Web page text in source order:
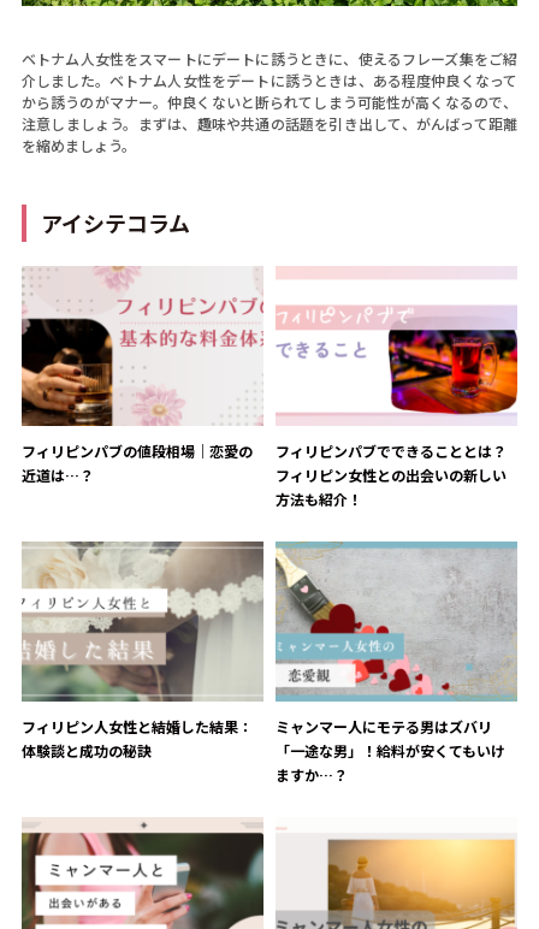
ベトナム人女性をスマートにデートに誘うときに、使えるフレーズ集をご紹
介しました。ベトナム人女性をデートに誘うときは、ある程度仲良くなって
から誘うのがマナー。仲良くないと断られてしまう可能性が高くなるので、
注意しましょう。まずは、趣味や共通の話題を引き出して、がんばって距離
を縮めましょう。
アイシテコラム
フィリピンパブの値段相場｜恋愛の
近道は…？
フィリピンパブでできることとは？
フィリピン女性との出会いの新しい
方法も紹介！
フィリピン人女性と結婚した結果：
体験談と成功の秘訣
ミャンマー人にモテる男はズバリ
「一途な男」！給料が安くてもいけ
ますか…？